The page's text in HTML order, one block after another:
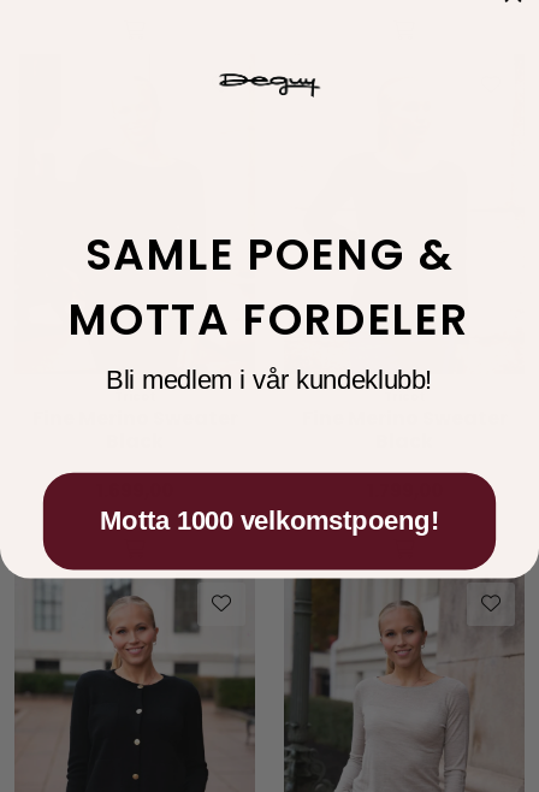
SAMLE POENG &
MOTTA FORDELER
Bli medlem i vår kundeklubb!
Motta 1000 velkomstpoeng!